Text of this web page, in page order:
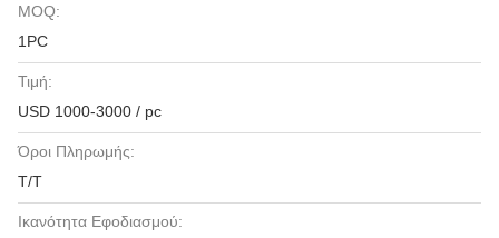
MOQ:
1PC
Τιμή:
USD 1000-3000 / pc
Όροι Πληρωμής:
Τ/Τ
Ικανότητα Εφοδιασμού: